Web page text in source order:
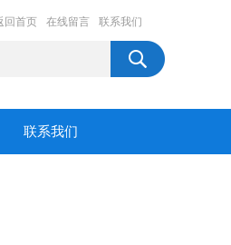
回首页 在线留言 联系我们
联系我们